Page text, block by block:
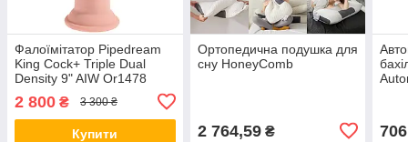
Фалоїмітатор Pipedream
King Cock+ Triple Dual
Density 9" AIW Or1478
2 800 ₴ 3 300 ₴
Купити
Ортопедична подушка для
сну HoneyСomb
2 764,59₴